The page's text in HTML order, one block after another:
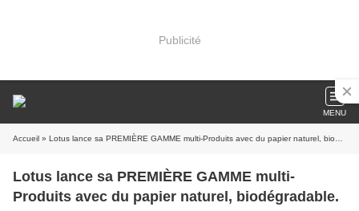
Publicité
MENU
Accueil » Lotus lance sa PREMIÈRE GAMME multi-Produits avec du papier naturel, biodégradable.
Lotus lance sa PREMIÈRE GAMME multi-
Produits avec du papier naturel, biodégradable.